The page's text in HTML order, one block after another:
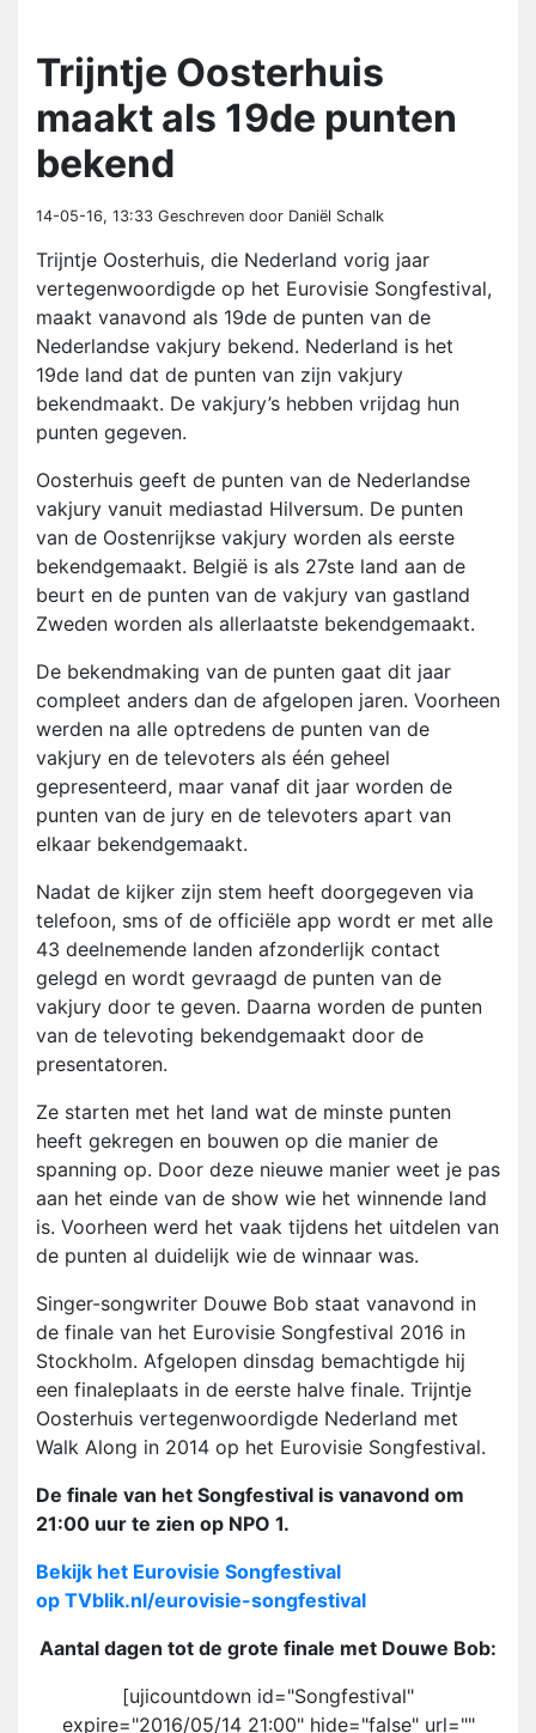
Trijntje Oosterhuis
maakt als 19de punten
bekend
14-05-16, 13:33 Geschreven door Daniël Schalk
Trijntje Oosterhuis, die Nederland vorig jaar
vertegenwoordigde op het Eurovisie Songfestival,
maakt vanavond als 19de de punten van de
Nederlandse vakjury bekend. Nederland is het
19de land dat de punten van zijn vakjury
bekendmaakt. De vakjury’s hebben vrijdag hun
punten gegeven.
Oosterhuis geeft de punten van de Nederlandse
vakjury vanuit mediastad Hilversum. De punten
van de Oostenrijkse vakjury worden als eerste
bekendgemaakt. België is als 27ste land aan de
beurt en de punten van de vakjury van gastland
Zweden worden als allerlaatste bekendgemaakt.
De bekendmaking van de punten gaat dit jaar
compleet anders dan de afgelopen jaren. Voorheen
werden na alle optredens de punten van de
vakjury en de televoters als één geheel
gepresenteerd, maar vanaf dit jaar worden de
punten van de jury en de televoters apart van
elkaar bekendgemaakt.
Nadat de kijker zijn stem heeft doorgegeven via
telefoon, sms of de officiële app wordt er met alle
43 deelnemende landen afzonderlijk contact
gelegd en wordt gevraagd de punten van de
vakjury door te geven. Daarna worden de punten
van de televoting bekendgemaakt door de
presentatoren.
Ze starten met het land wat de minste punten
heeft gekregen en bouwen op die manier de
spanning op. Door deze nieuwe manier weet je pas
aan het einde van de show wie het winnende land
is. Voorheen werd het vaak tijdens het uitdelen van
de punten al duidelijk wie de winnaar was.
Singer-songwriter Douwe Bob staat vanavond in
de finale van het Eurovisie Songfestival 2016 in
Stockholm. Afgelopen dinsdag bemachtigde hij
een finaleplaats in de eerste halve finale. Trijntje
Oosterhuis vertegenwoordigde Nederland met
Walk Along in 2014 op het Eurovisie Songfestival.
De finale van het Songfestival is vanavond om
21:00 uur te zien op NPO 1.
Bekijk het Eurovisie Songfestival
op TVblik.nl/eurovisie-songfestival
Aantal dagen tot de grote finale met Douwe Bob:
[ujicountdown id="Songfestival"
expire="2016/05/14 21:00" hide="false" url=""